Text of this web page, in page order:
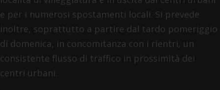
e per i numerosi spostamenti locali. Si prevede
inoltre, soprattutto a partire dal tardo pomeriggio
di domenica, in concomitanza con i rientri, un
consistente flusso di traffico in prossimità dei
centri urbani.